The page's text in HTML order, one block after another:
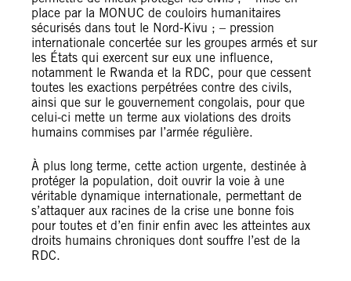
place par la MONUC de couloirs humanitaires
sécurisés dans tout le Nord-Kivu ; – pression
internationale concertée sur les groupes armés et sur
les États qui exercent sur eux une influence,
notamment le Rwanda et la RDC, pour que cessent
toutes les exactions perpétrées contre des civils,
ainsi que sur le gouvernement congolais, pour que
celui-ci mette un terme aux violations des droits
humains commises par l’armée régulière.
À plus long terme, cette action urgente, destinée à
protéger la population, doit ouvrir la voie à une
véritable dynamique internationale, permettant de
s’attaquer aux racines de la crise une bonne fois
pour toutes et d’en finir enfin avec les atteintes aux
droits humains chroniques dont souffre l’est de la
RDC.